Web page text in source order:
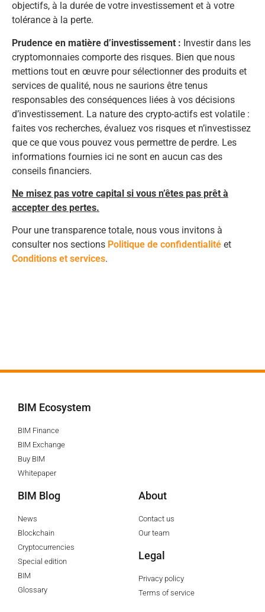
objectifs, à la durée de votre investissement et à votre
tolérance à la perte.
Prudence en matière d’investissement : Investir dans les
cryptomonnaies comporte des risques. Bien que nous
mettions tout en œuvre pour sélectionner des produits et
services de qualité, nous ne saurions être tenus
responsables des conséquences liées à vos décisions
d’investissement. La nature des crypto-actifs est volatile :
faites vos recherches, évaluez vos risques et n’investissez
que ce que vous pouvez vous permettre de perdre. Les
informations fournies ici ne sont en aucun cas des
conseils financiers.
Ne misez pas votre capital si vous n’êtes pas prêt à
accepter des pertes.
Pour une transparence totale, nous vous invitons à
consulter nos sections Politique de confidentialité et
Conditions et services.
BIM Ecosystem
BIM Finance
BIM Exchange
Buy BIM
Whitepaper
BIM Blog
News
Blockchain
Cryptocurrencies
Special edition
BIM
Glossary
About
Contact us
Our team
Legal
Privacy policy
Terms of service